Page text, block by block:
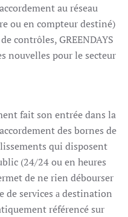
au réseau
ou en compteur destiné)
contrôles, GREENDAYS
nouvelles pour le secteur
fait son entrée dans la
des bornes de
qui disposent
(24/24 ou en heures
de ne rien débourser
services а destination
référencé sur